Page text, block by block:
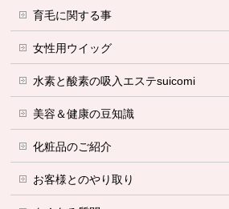
育毛に関する事
女性用ウイッグ
水素と酸素の吸入エステsuicomi
美容＆健康の豆知識
化粧品のご紹介
お客様とのやり取り